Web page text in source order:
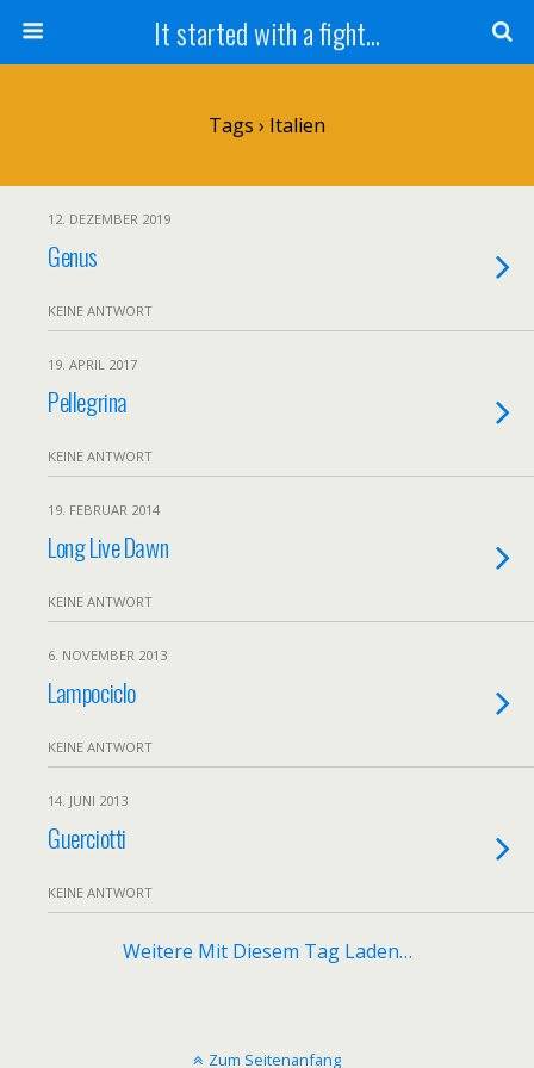
It started with a fight...
Tags › Italien
12. DEZEMBER 2019
Genus
KEINE ANTWORT
19. APRIL 2017
Pellegrina
KEINE ANTWORT
19. FEBRUAR 2014
Long Live Dawn
KEINE ANTWORT
6. NOVEMBER 2013
Lampociclo
KEINE ANTWORT
14. JUNI 2013
Guerciotti
KEINE ANTWORT
Weitere Mit Diesem Tag Laden…
Zum Seitenanfang